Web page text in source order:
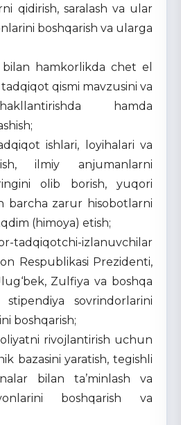
qidirish, saralash va ular
boshqarish va ularga
hamkorlikda chet el
qismi mavzusini va
hamda
ishlari, loyihalari va
ilmiy anjumanlarni
olib borish, yuqori
barcha zarur hisobotlarni
(himoya) etish;
tadqiqotchi-izlanuvchilar
Respublikasi Prezidenti,
Zulfiya va boshqa
sovrindorlarini
boshqarish;
rivojlantirish uchun
bazasini yaratish, tegishli
bilan ta’minlash va
boshqarish va